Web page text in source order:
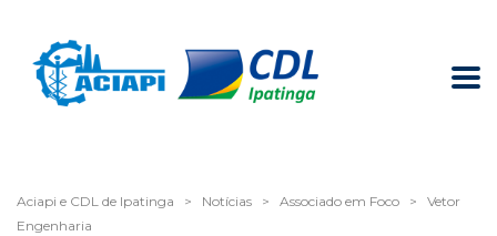
Aciapi e CDL de Ipatinga > Notícias > Associado em Foco >
Vetor
Engenharia